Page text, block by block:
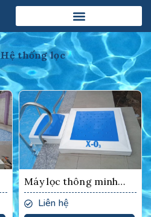
Hệ thống lọc
Máy lọc thông minh
XO3Liên hệ